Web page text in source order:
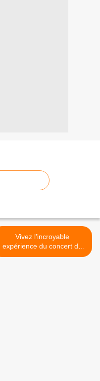
Vivez l'incroyable
expérience du concert de
Billie Eilish dans « Happier